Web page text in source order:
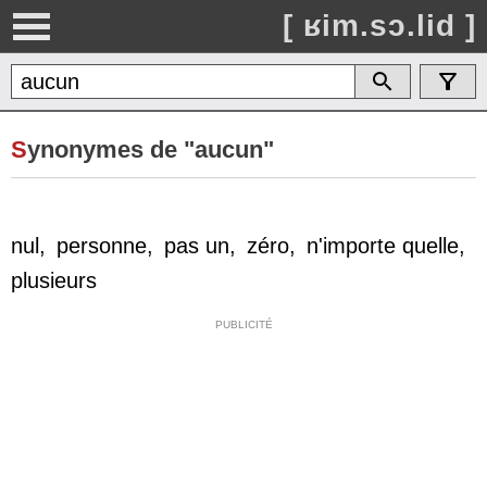
[ ʁim.sɔ.lid ]
Synonymes de "aucun"
nul, personne, pas un, zéro, n'importe quelle,
plusieurs
PUBLICITÉ